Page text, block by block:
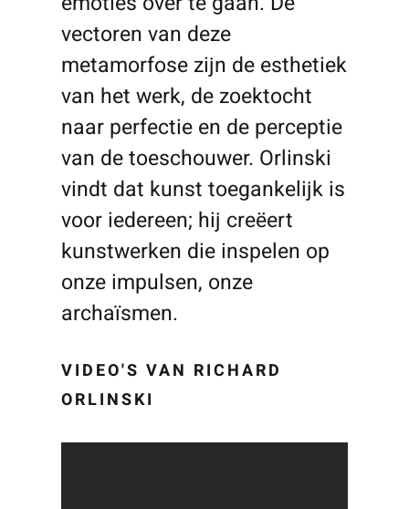
vectoren van deze
metamorfose zijn de esthetiek
van het werk, de zoektocht
naar perfectie en de perceptie
van de toeschouwer. Orlinski
vindt dat kunst toegankelijk is
voor iedereen; hij creëert
kunstwerken die inspelen op
onze impulsen, onze
archaïsmen.
VIDEO'S VAN RICHARD
ORLINSKI